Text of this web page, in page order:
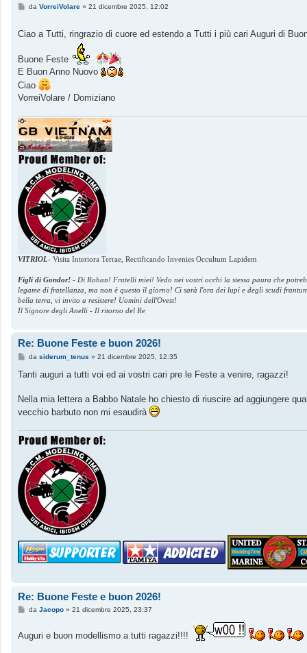
M
a
i
o
da VorreiVolare» 21 dicembre 2025, 12:02
Ciao a Tutti, ringrazio di cuore ed estendo a Tutti i più cari Auguri di
Buone Feste
E Buon Anno Nuovo
Ciao
VorreiVolare / Domiziano
VITRIOL- Visita Interiora Terrae, Rectificando Invenies Occultum Lapidem
Figli di Gondor! - Di Rohan! Fratelli miei! Vedo nei vostri occhi la stessa paura che
legame di fratellanza, ma non è questo il giorno! Ci sarà l'ora dei lupi e degli scudi
bella terra, vi invito a resistere! Uomini dell'Ovest!
Il Signore degli Anelli - Il ritorno del Re
Re: Buone Feste e buon 2026!
M
s
g
i
da siderum_tenus » 21 dicembre 2025, 12:35
Tanti auguri a tutti voi ed ai vostri cari pre le Feste a venire, ragazzi!
Nella mia lettera a Babbo Natale ho chiesto di riuscire ad aggiungere
vecchio barbuto non mi esaudirà
Re: Buone Feste e buon 2026!
M
s
a
da Jacopo» 21 dicembre 2025, 23:37
Auguri e buon modellismo a tutti ragazzi!!!!